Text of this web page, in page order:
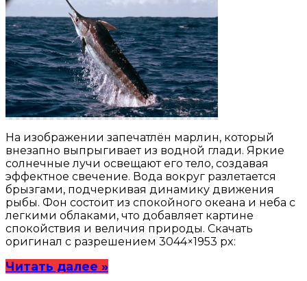
На изображении запечатлён марлин, который
внезапно выпрыгивает из водной глади. Яркие
солнечные лучи освещают его тело, создавая
эффектное свечение. Вода вокруг разлетается
брызгами, подчеркивая динамику движения
рыбы. Фон состоит из спокойного океана и неба с
легкими облаками, что добавляет картине
спокойствия и величия природы. Скачать
оригинал с разрешением 3044×1953 px:
Читать далее »